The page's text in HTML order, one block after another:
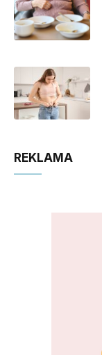
REKLAMA